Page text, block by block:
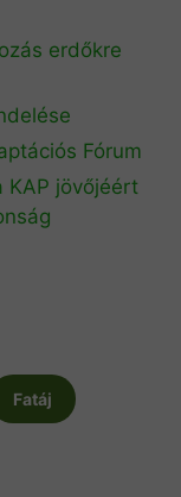
erdőkre
Fórum
KAP jövőjéért
Fatáj